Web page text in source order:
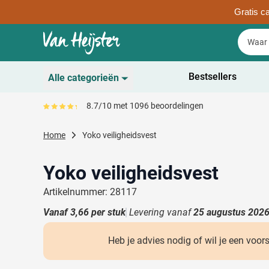
Gratis
Ga naar de inhoud Zoek
Zoek
Alle categorieën
Duurzaam
Toon submenu voor
Kantoorartikelen
Toon submenu voor
Tassen
Toon submenu voor
Toon submenu voor
Bestsellers
Gemiddeld reviewpercentage is 87
8.7/10 met 1096 beoordelingen
Home Yoko veiligheidsvest
Yoko veiligheidsvest
Artikelnummer: 28117
Vanaf3,66 per stuk Levering vanaf25 augustus 2026
Heb je advies nodig of wil je een